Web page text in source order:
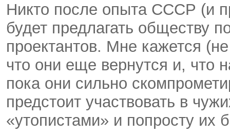
Никто после опыта СССР (и
будет предлагать обществу
проектантов. Мне кажется
что они еще вернутся и, что
пока они сильно
предстоит участвовать в
«утопистами» и попросту их